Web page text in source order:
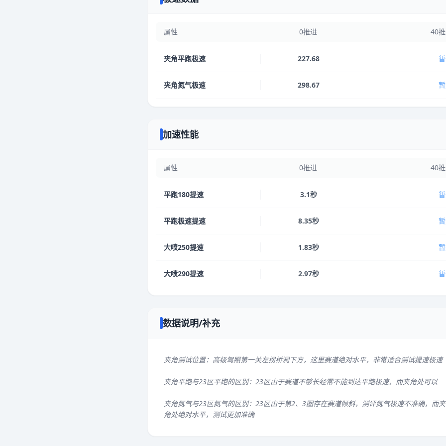
属性 0推进 40
夹角平跑极速 227.68
夹角氮气极速 298.67
加速性能
属性 0推进 40
平跑180提速 3.1秒
平跑极速提速 8.35秒
大喷250提速 1.83秒
大喷290提速 2.97秒
数据说明/补充
夹角测试位置：高级驾照第一关左拐桥洞下方，这里赛道绝对水平，非常适合测试提速极速
夹角平跑与23区平跑的区别：23区由于赛道不够长经常不能到达平跑极速，而夹角处可以
夹角氮气与23区氮气的区别：23区由于第2、3圈存在赛道倾斜，测评氮气极速不准确，而夹
角处绝对水平，测试更加准确